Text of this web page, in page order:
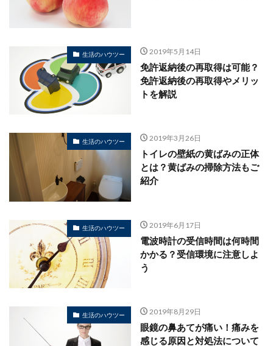
生活のハウツー 2019年5月14日
免許返納後の再取得は可能？
免許返納後の再取得やメリッ
トを解説
生活のハウツー 2019年3月26日
トイレの壁紙の黄ばみの正体
とは？黄ばみの掃除方法もご
紹介
生活のハウツー 2019年6月17日
電波時計の受信時間は何時間
かかる？受信環境に注意しよ
う
生活のハウツー 2019年8月29日
眼鏡の鼻あてが痛い！痛みを
感じる原因と対処法について